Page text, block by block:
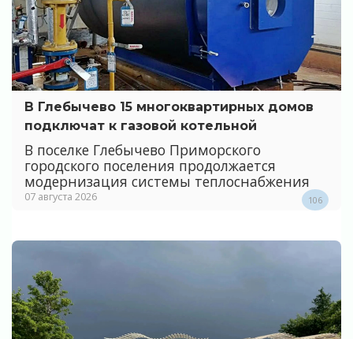
В Глебычево 15 многоквартирных домов
подключат к газовой котельной
В поселке Глебычево Приморского
городского поселения продолжается
модернизация системы теплоснабжения
07 августа 2026 106